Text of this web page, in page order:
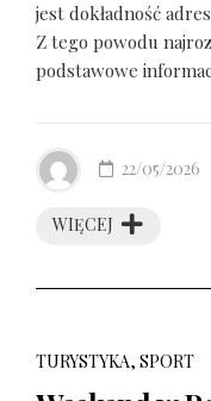
jest dokładność
Z tego powodu
podstawowe
WIĘCEJ
22/05/2026
TURYSTYKA, SPORT